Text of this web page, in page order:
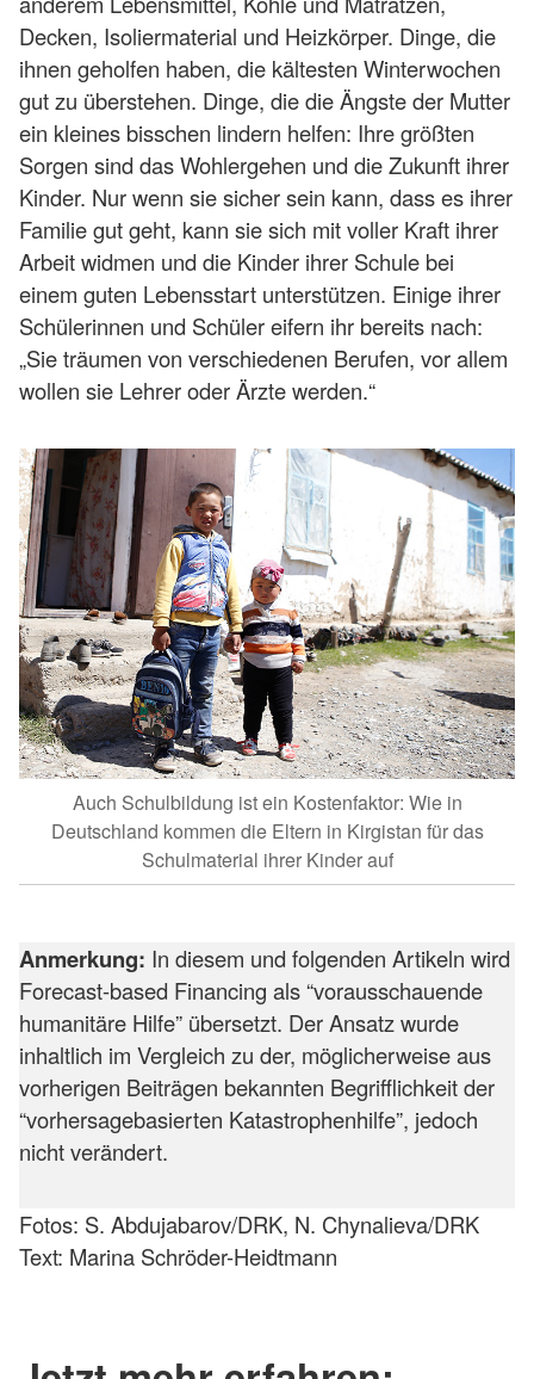
Auch Schulbildung ist ein Kostenfaktor: Wie in
Deutschland kommen die Eltern in Kirgistan für das
Schulmaterial ihrer Kinder auf
Decken, Isoliermaterial und Heizkörper. Dinge, die
ihnen geholfen haben, die kältesten Winterwochen
gut zu überstehen. Dinge, die die Ängste der Mutter
ein kleines bisschen lindern helfen: Ihre größten
Sorgen sind das Wohlergehen und die Zukunft ihrer
Kinder. Nur wenn sie sicher sein kann, dass es ihrer
Familie gut geht, kann sie sich mit voller Kraft ihrer
Arbeit widmen und die Kinder ihrer Schule bei
einem guten Lebensstart unterstützen. Einige ihrer
Schülerinnen und Schüler eifern ihr bereits nach:
„Sie träumen von verschiedenen Berufen, vor allem
wollen sie Lehrer oder Ärzte werden.“
Anmerkung: In diesem und folgenden Artikeln wird
Forecast-based Financing als “vorausschauende
humanitäre Hilfe” übersetzt. Der Ansatz wurde
inhaltlich im Vergleich zu der, möglicherweise aus
vorherigen Beiträgen bekannten Begrifflichkeit der
“vorhersagebasierten Katastrophenhilfe”, jedoch
nicht verändert.
Fotos: S. Abdujabarov/DRK, N. Chynalieva/DRK
Text: Marina Schröder-Heidtmann